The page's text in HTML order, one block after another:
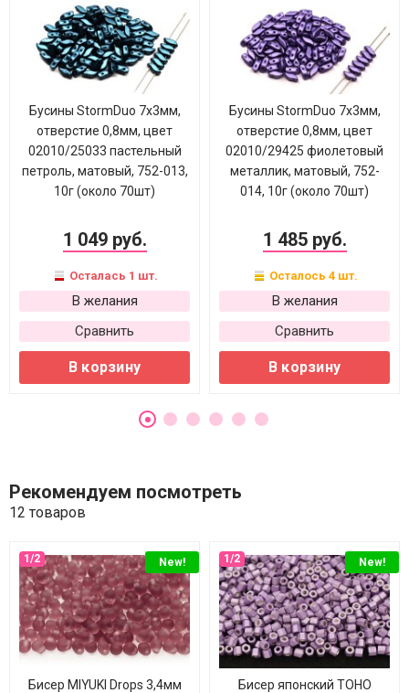
Бусины StormDuo 7х3мм,
отверстие 0,8мм, цвет
02010/25033 пастельный
петроль, матовый, 752-013,
10г (около 70шт)
1 049 руб.
Осталась 1 шт.
В желания
Сравнить
В корзину
Бусины StormDuo 7х3мм,
отверстие 0,8мм, цвет
02010/29425 фиолетовый
металлик, матовый, 752-
014, 10г (около 70шт)
1 485 руб.
Осталось 4 шт.
В желания
Сравнить
В корзину
Рекомендуем посмотреть
12 товаров
New!
Бисер MIYUKI Drops 3,4мм
New!
Бисер японский TOHO